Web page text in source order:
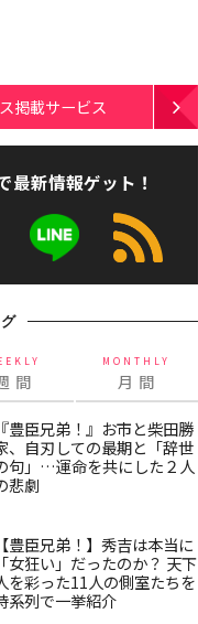
掲載サービス
最新情報ゲット！
間
MONTHLY
月 間
『豊臣兄弟！』お市と柴田勝
、自刃しての最期と「辞世
句」…運命を共にした２人
悲劇
【豊臣兄弟！】秀吉は本当に
「女狂い」だったのか？ 天下
を彩った11人の側室たちを
系列で一挙紹介